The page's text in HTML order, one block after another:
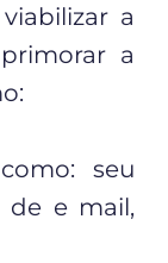
a
a
seu
de e mail,